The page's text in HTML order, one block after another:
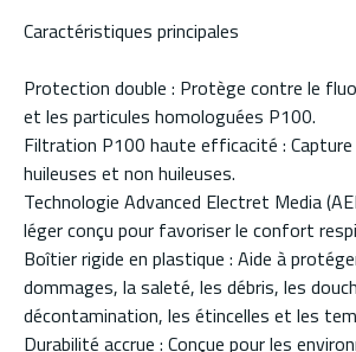
Caractéristiques principales
Protection double : Protège contre le
et les particules homologuées P100.
Filtration P100 haute efficacité :
huileuses et non huileuses.
Technologie Advanced Electret Media
léger conçu pour favoriser le confort
Boîtier rigide en plastique : Aide à
dommages, la saleté, les débris, les
décontamination, les étincelles et les
Durabilité accrue : Conçue pour les